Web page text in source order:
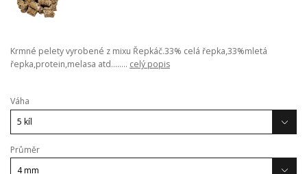
Krmné pelety vyrobené z mixu Řepkáč.33% celá řepka,33%mletá
řepka,protein,melasa atd........ celý popis
Váha
Průměr